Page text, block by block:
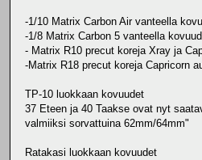
-1/10 Matrix Carbon Air vanteella
-1/8 Matrix Carbon 5 vanteella
- Matrix R10 precut koreja Xray ja
-Matrix R18 precut koreja Capricorn
TP-10 luokkaan kovuudet
37 Eteen ja 40 Taakse ovat nyt
valmiiksi sorvattuina 62mm/64mm"
Ratakasi luokkaan kovuudet